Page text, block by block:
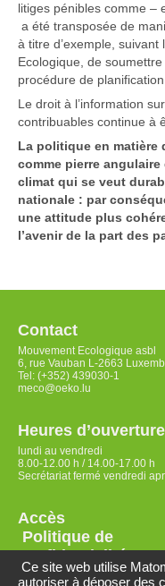
litiges pénibles comme –
a été transposée de
à titre d’exemple, suivant
Ecologique, de
procédure de
Le droit à l’information
contribuables continue à
La politique en matière
comme pierre
climat qui se veut
nationale : par
une attitude plus
l’avenir de la part des
Contact
Mouvement Ecologique asbl
6, rue Vauban L-2663
Tel: (+352) 439030-1
meco@oeko.lu
Heures d’ouverture
lundi au vendredi
8.00-12.00 h / 14.00-17.00 h
Secrétariat fermé vendredi
Accès
Politique de
confidentialité
Ce site web utilise
autoriser à déposer des